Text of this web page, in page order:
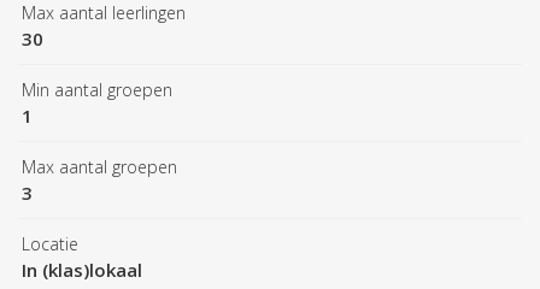
Max aantal leerlingen
30
Min aantal groepen
1
Max aantal groepen
3
Locatie
In (klas)lokaal